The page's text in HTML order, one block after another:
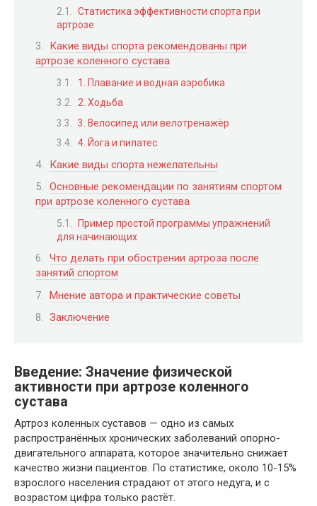
Статистика эффективности спорта при
артрозе
Какие виды спорта рекомендованы при
артрозе коленного сустава
1. Плавание и водная аэробика
2. Ходьба
3. Велосипед или велотренажёр
4. Йога и пилатес
Какие виды спорта нежелательны
Основные рекомендации по занятиям спортом
при артрозе коленного сустава
Пример простой программы упражнений
для начинающих
Что делать при обострении артроза после
занятий спортом
Мнение автора и практические советы
Заключение
Введение: Значение физической
активности при артрозе коленного
сустава
Артроз коленных суставов — одно из самых
распространённых хронических заболеваний опорно-
двигательного аппарата, которое значительно снижает
качество жизни пациентов. По статистике, около 10-15%
взрослого населения страдают от этого недуга, и с
возрастом цифра только растёт.